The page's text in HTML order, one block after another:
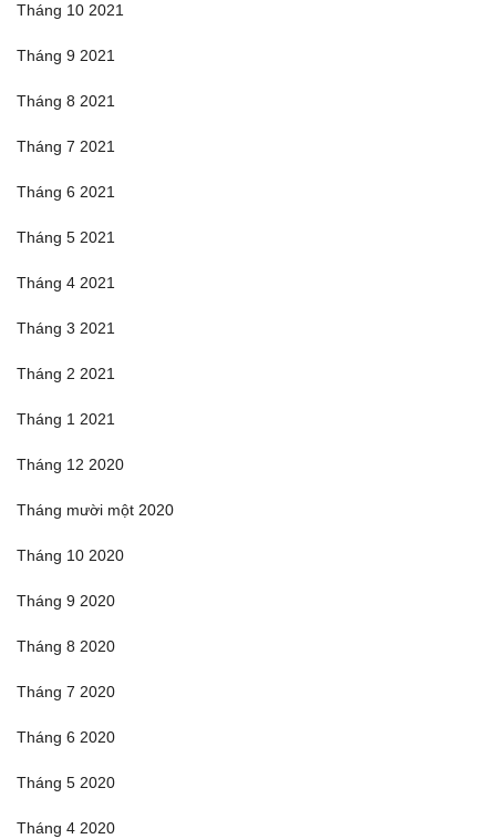
Tháng 10 2021
Tháng 9 2021
Tháng 8 2021
Tháng 7 2021
Tháng 6 2021
Tháng 5 2021
Tháng 4 2021
Tháng 3 2021
Tháng 2 2021
Tháng 1 2021
Tháng 12 2020
Tháng mười một 2020
Tháng 10 2020
Tháng 9 2020
Tháng 8 2020
Tháng 7 2020
Tháng 6 2020
Tháng 5 2020
Tháng 4 2020